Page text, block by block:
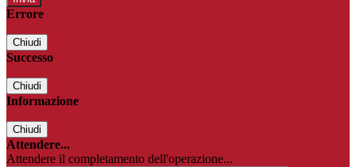
Errore
Chiudi
Successo
Chiudi
Informazione
Chiudi
Attendere...
Attendere il completamento dell'operazione...